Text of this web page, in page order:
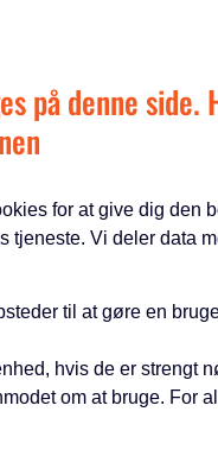
på denne
for at give dig den
tjeneste. Vi deler data
til at gøre en
hvis de er strengt
om at bruge. For